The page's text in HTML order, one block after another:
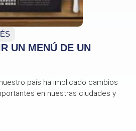
UN MENÚ DE UN
país ha implicado cambios
en nuestras ciudades y